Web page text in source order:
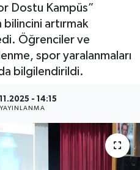
Dostu Kampüs”
bilincini artırmak
Öğrenciler ve
spor yaralanmaları
bilgilendirildi.
- 14:15
YAYINLANMA